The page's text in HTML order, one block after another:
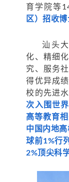
育学院等
区）招收博
汕头
化、精细
究、服务
得优异成
校的先进
次入围世
高等教育
中国内地
球前1%行
2%顶尖科